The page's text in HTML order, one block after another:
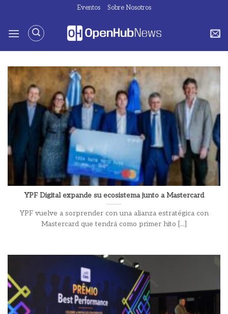
contenido
Eventos Sobre Nosotros
YPF Digital expande su ecosistema junto a Mastercard
YPF vuelve a sorprender con una alianza estratégica con
Mastercard que tendrá como primer hito [...]